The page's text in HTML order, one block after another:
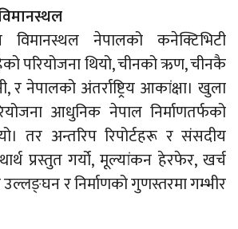
विमानस्थल
विमानस्थल नेपालको कनेक्टिभिटी
परियोजना थियो, चीनको ऋण, चीनकै
र नेपालको अंतर्राष्ट्रिय आकांक्षा। खुला
आधुनिक नेपाल निर्माणतर्फको
तर अन्तरिप रिपोर्टहरू र संसदीय
प्रस्तुत गर्यो, मूल्यांकन हेरफेर, खर्च
उल्लङ्घन र निर्माणको गुणस्तरमा गम्भीर